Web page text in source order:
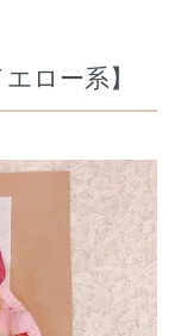
ロー系】